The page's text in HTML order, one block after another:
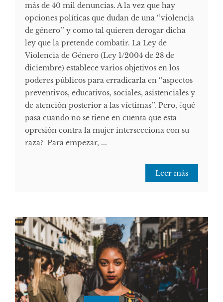
más de 40 mil denuncias. A la vez que hay
opciones políticas que dudan de una ‘’violencia
de género’’ y como tal quieren derogar dicha
ley que la pretende combatir. La Ley de
Violencia de Género (Ley 1/2004 de 28 de
diciembre) establece varios objetivos en los
poderes públicos para erradicarla en ‘’aspectos
preventivos, educativos, sociales, asistenciales y
de atención posterior a las víctimas’’. Pero, ¿qué
pasa cuando no se tiene en cuenta que esta
opresión contra la mujer intersecciona con su
raza? Para empezar, ...
Leer más